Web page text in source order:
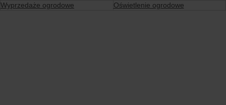
Wyprzedaże ogrodowe
Oświetlenie ogrodowe